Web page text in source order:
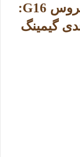
بررسی ایسوس راگ زفیروس G16:
گیمینگ